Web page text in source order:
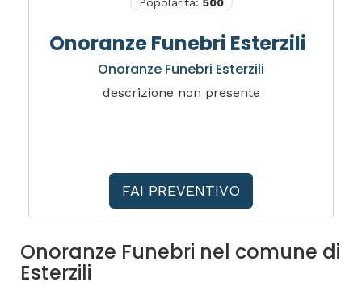
Onoranze Funebri Esterzili
Onoranze Funebri Esterzili
descrizione non presente
FAI PREVENTIVO
Onoranze Funebri nel comune di
Esterzili